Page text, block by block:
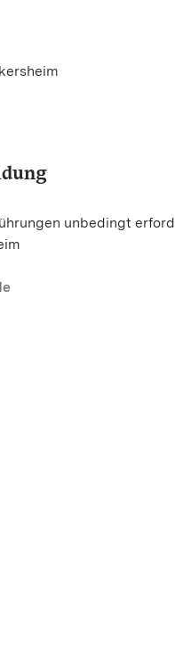
unbedingt